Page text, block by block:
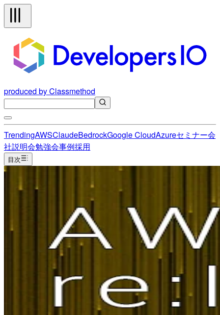
produced by Classmethod
TrendingAWSClaudeBedrockGoogle CloudAzureセミナー会
社説明会勉強会事例採用
目次